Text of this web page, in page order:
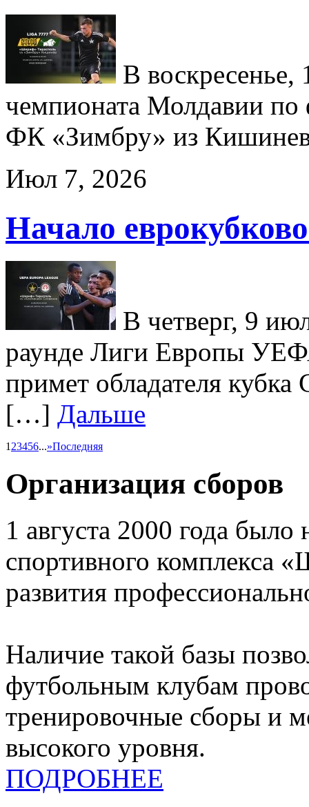
В
чемпионата Молдавии
ФК «Зимбру» из
Июл 7, 2026
Начало
В четверг, 9
раунде Лиги Европы
примет обладателя
[…] Дальше
1 23456...»Последняя
Организация сборов
1 августа 2000 года было
спортивного комплекса
развития
Наличие такой базы
футбольным клубам
тренировочные сборы и
высокого уровня.
ПОДРОБНЕЕ